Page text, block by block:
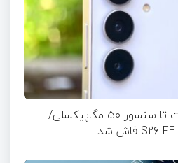
از پشتیبانی شارژ ۴۵ وات تا سنسور ۵۰ مگاپیکسلی/